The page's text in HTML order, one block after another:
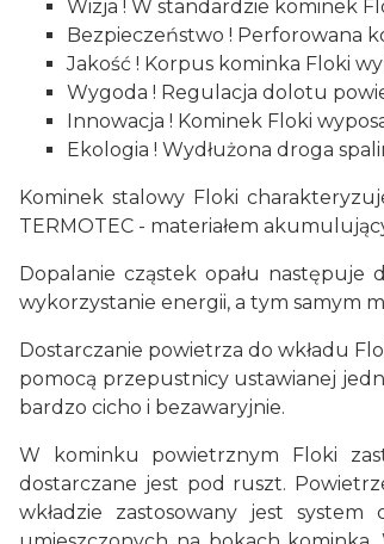
Wizja ! W standardzie kominek
Bezpieczeństwo ! Perforowana
Jakość ! Korpus kominka Floki
Wygoda ! Regulacja dolotu
Innowacja ! Kominek Floki
Ekologia ! Wydłużona droga
Kominek stalowy Floki
TERMOTEC - materiałem
Dopalanie cząstek opału
wykorzystanie energii, a tym samym
Dostarczanie powietrza do wkładu
pomocą przepustnicy ustawianej
bardzo cicho i bezawaryjnie.
W kominku powietrznym Floki
dostarczane jest pod ruszt.
wkładzie zastosowany jest